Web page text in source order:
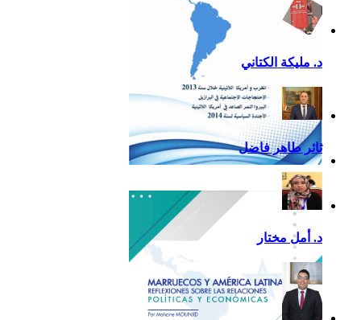
تقرير أمريكا اللاتينية لسنة
2013
د. مليكة الكتاني
ثائر طاهر فاضل
د. أمل مختار